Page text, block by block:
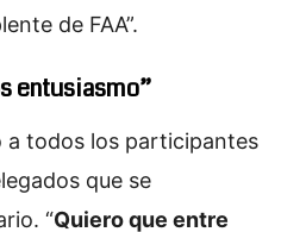
de FAA”.
entusiasmo”
a todos los participantes
que se
“Quiero que entre